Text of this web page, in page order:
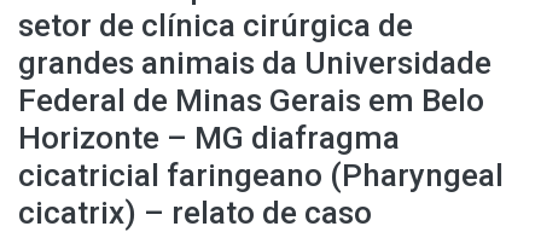
setor de clínica cirúrgica de
grandes animais da Universidade
Federal de Minas Gerais em Belo
Horizonte – MG diafragma
cicatricial faringeano (Pharyngeal
cicatrix) – relato de caso